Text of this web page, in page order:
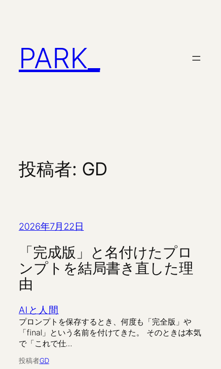
PARK_
投稿者: GD
2026年7月22日
「完成版」と名付けたプロ
ンプトを結局書き直した理
由
AIと人間
プロンプトを保存するとき、何度も「完全版」や
「final」という名前を付けてきた。 そのときは本気
で「これで仕…
投稿者GD